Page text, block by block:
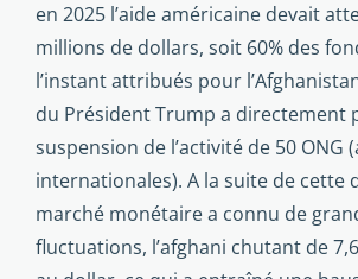
en 2025 l’aide amé­ricaine devait
millions de dollars, soit 60% des
l’instant attribués pour
du Président Trump a directement
suspension de l’activité de 50 ONG
internationales). A la suite de cette
marché monétaire a connu de
fluctuations, l’afghani chutant de